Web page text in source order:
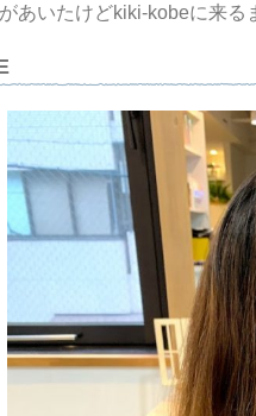
あいたけどkiki-kobeに来